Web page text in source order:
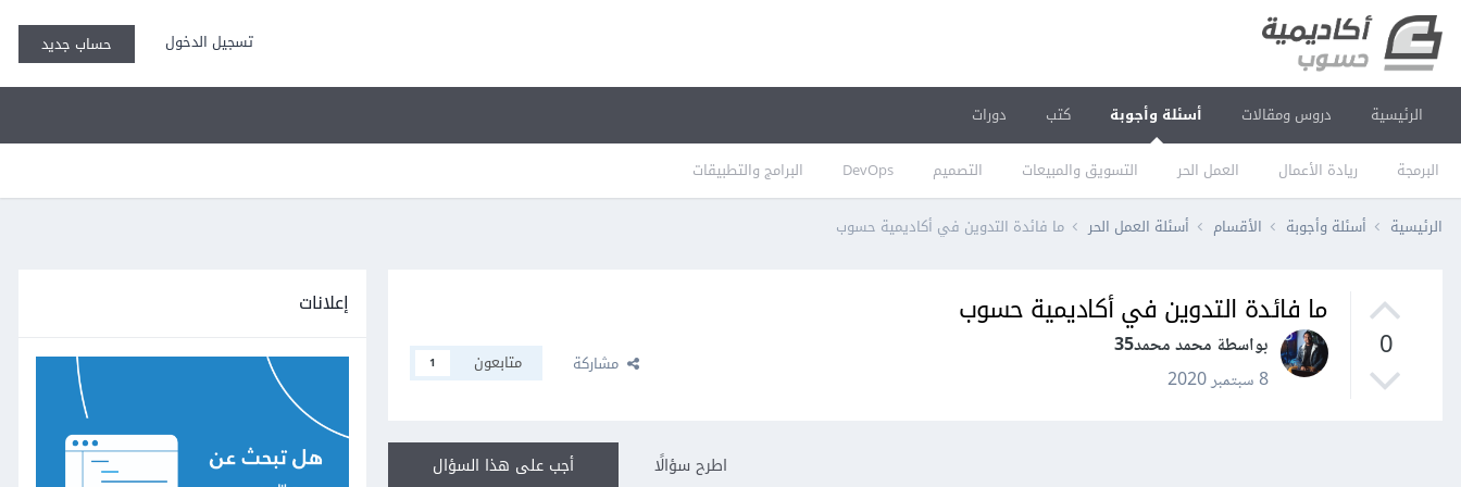
تسجيل الدخول حساب جديد
الرئيسية دروس ومقالات أسئلة وأجوبة
البرمجة ريادة الأعمال العمل الحر التسويق والمبيعات التصميم DevOps البرامج والتطبيقات
كتب دورات
الرئيسية أسئلة وأجوبة الأقسام أسئلة العمل الحر ما فائدة التدوين في أكاديمية حسوب
0
ما فائدة التدوين في أكاديمية حسوب
بواسطة محمد محمد35
8 سبتمبر 2020
مشاركة متابعون 1
أجب على هذا السؤال اطرح سؤالًا
إعلانات